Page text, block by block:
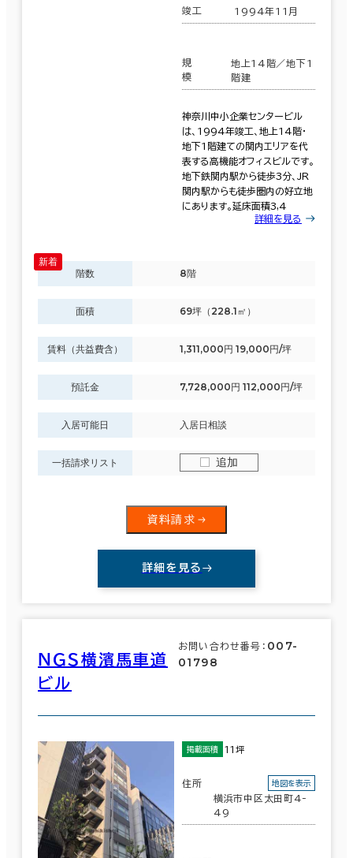
竣工 1994年11月
規
模
地上14階／地下1
階建
神奈川中小企業センタービル
は、1994年竣工、地上14階・
地下1階建ての関内エリアを代
表する高機能オフィスビルです。
地下鉄関内駅から徒歩3分、JR
関内駅からも徒歩圏内の好立地
にあります。延床面積3,4
詳細を見る
階数 8階
面積 69坪（228.1㎡）
賃料（共益費含） 1,311,000円 19,000円/坪
預託金 7,728,000円 112,000円/坪
入居可能日 入居日相談
一括請求リスト 追加
資料請求
詳細を見る
ＮＧＳ横濱馬車道
ビル
お問い合わせ番号： 007-
01798
掲載面積 11坪
住所
横浜市中区太田町4-
49
地図を表示